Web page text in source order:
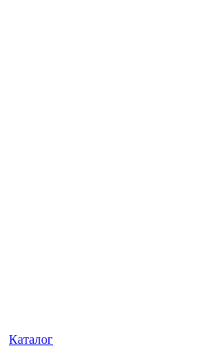
Каталог